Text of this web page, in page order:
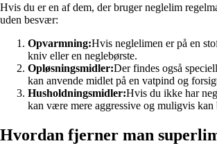
Hvis du er en af dem, der bruger neglelim
uden besvær:
Opvarmning:Hvis neglelimen er på en
kniv eller en neglebørste.
Opløsningsmidler:Der findes også
kan anvende midlet på en vatpind og
Husholdningsmidler:Hvis du ikke har
kan være mere aggressive og muligvis
Hvordan fjerner man